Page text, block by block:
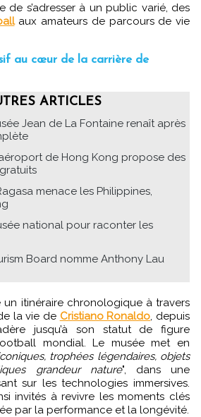
de s’adresser à un public varié, des
aux amateurs de parcours de vie
au cœur de la carrière de
ARTICLES
Jean de La Fontaine renaît après
de Hong Kong propose des
menace les Philippines,
national pour raconter les
Board nomme Anthony Lau
la vie de Cristiano Ronaldo , depuis
jusqu’à son statut de figure
mondial. Le musée met en
trophées légendaires, objets
grandeur nature", dans une
sur les technologies immersives.
invités à revivre les moments clés
par la performance et la longévité.